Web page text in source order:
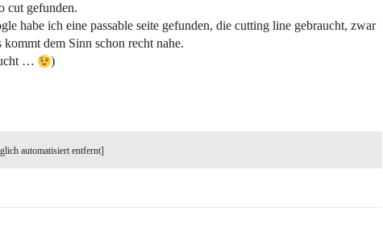
cut gefunden.
habe ich eine passable seite gefunden, die cutting line gebraucht, zwar
dem Sinn schon recht nahe.
…
)
automatisiert entfernt]